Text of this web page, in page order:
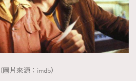
（圖片來源：imdb）